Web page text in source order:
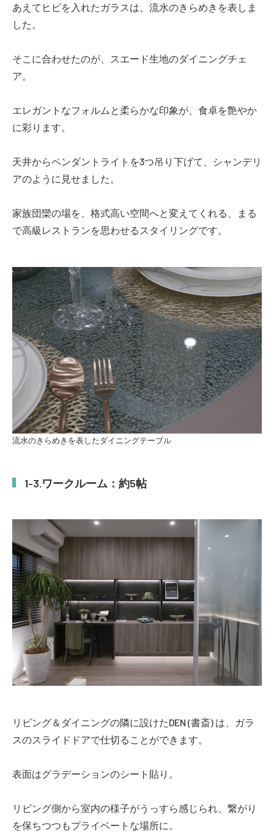
あえてヒビを入れたガラスは、流水のきらめきを表しま
した。
そこに合わせたのが、スエード生地のダイニングチェ
ア。
エレガントなフォルムと柔らかな印象が、食卓を艶やか
に彩ります。
天井からペンダントライトを3つ吊り下げて、シャンデリ
アのように見せました。
家族団欒の場を、格式高い空間へと変えてくれる、まる
で高級レストランを思わせるスタイリングです。
流水のきらめきを表したダイニングテーブル
ワークルーム：約5帖
リビング＆ダイニングの隣に設けたDEN (書斎) は、ガラ
スのスライドドアで仕切ることができます。
表面はグラデーションのシート貼り。
リビング側から室内の様子がうっすら感じられ、繋がり
を保ちつつもプライベートな場所に。